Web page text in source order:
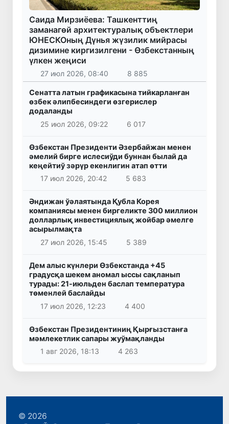
Саида Мирзиёева: Ташкенттиң
заманагөй архитектуралық объектлери
ЮНЕСКОның Дүнья жүзилик мийрасы
дизимине киргизилгени - Өзбекстанның
үлкен жеңиси
27 июл 2026, 08:40 8 885
Сенатта латын графикасына тийкарланған
өзбек әлипбесиндеги өзгерислер
додаланды
25 июл 2026, 09:22
6 017
Өзбекстан Президенти Әзербайжан менен
әмелий бирге ислесиўди буннан былай да
кеңейтиў зәрүр екенлигин атап өтти
17 июл 2026, 20:42
5 683
Әндижан ўәлаятында Қубла Корея
компаниясы менен биргеликте 300 миллион
долларлық инвестициялық жойбар әмелге
асырылмақта
27 июл 2026, 15:45
5 389
Дем алыс күнлери Өзбекстанда +45
градусқа шекем аномал ыссы сақланып
турады: 21-июльден баслап температура
төменлей баслайды
17 июл 2026, 12:23
4 400
Өзбекстан Президентиниң Қырғызстанға
мәмлекетлик сапары жуўмақланды
1 авг 2026, 18:13
4 263
© 2026